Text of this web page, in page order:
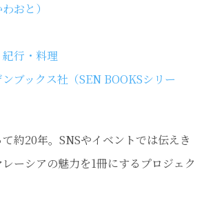
おと）
行・料理
ブックス社（SEN BOOKSシリー
約20年。SNSやイベントでは伝えき
ーシアの魅力を1冊にするプロジェク